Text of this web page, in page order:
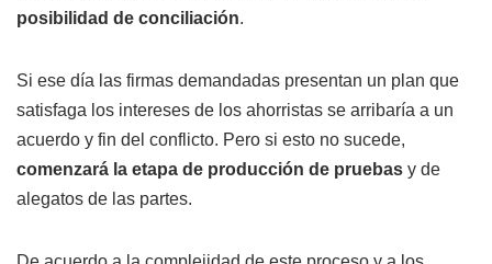
posibilidad de conciliación.
Si ese día las firmas demandadas presentan un plan que
satisfaga los intereses de los ahorristas se arribaría a un
acuerdo y fin del conflicto. Pero si esto no sucede,
comenzará la etapa de producción de pruebas y de
alegatos de las partes.